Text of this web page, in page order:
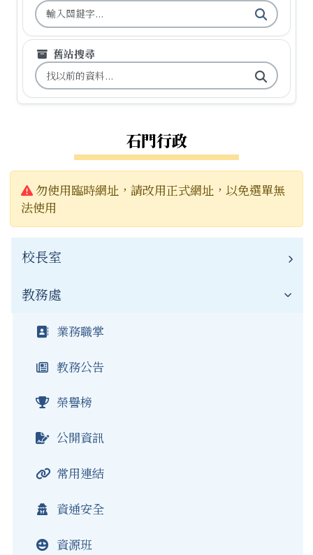
搜尋台南市石門國小全球資訊網關鍵字
舊站搜尋
搜尋台南市石門國小舊校網關鍵字
石門行政
警告:
勿使用臨時網址，請改用正式網址，以免選單無
法使用
校長室
校長簡介
聯絡資訊
新聞報導
教務處
業務職掌
教務公告
榮譽榜
公開資訊
常用連結
資通安全
資源班